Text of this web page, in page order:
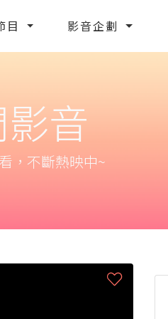
目 影音企劃
音
，不斷熱映中~